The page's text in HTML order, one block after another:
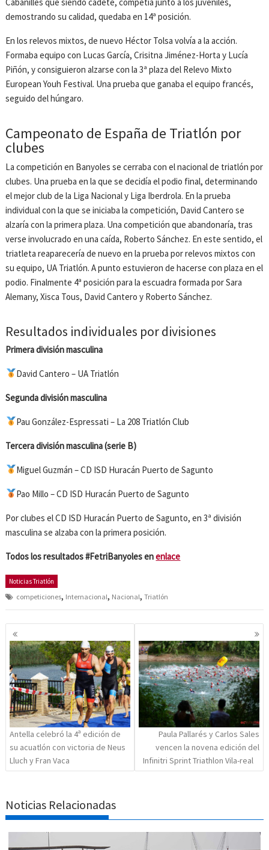
demostrando su calidad, quedaba en 14ª posición.
En los relevos mixtos, de nuevo Héctor Tolsa volvía a la acción.
Formaba equipo con Lucas García, Crisitna Jiménez-Horta y Lucía
Piñón, y consiguieron alzarse con la 3ª plaza del Relevo Mixto
European Youh Festival. Una prueba que ganaba el equipo francés,
seguido del húngaro.
Campeonato de España de Triatlón por
clubes
La competición en Banyoles se cerraba con el nacional de triatlón por
clubes. Una prueba en la que se decidía el podio final, determinando
el mejor club de la Liga Nacional y Liga Iberdrola. En la prueba
individual con la que se iniciaba la competición, David Cantero se
alzaría con la primera plaza. Una competición que abandonaría, tras
verse involucrado en una caída, Roberto Sánchez. En este sentido, el
triatleta reaparecería de nuevo en la prueba por relevos mixtos con
su equipo, UA Triatlón. A punto estuvieron de hacerse con plaza en el
podio. Finalmente 4ª posición para la escuadra formada por Sara
Alemany, Xisca Tous, David Cantero y Roberto Sánchez.
Resultados individuales por divisiones
Primera división masculina
David Cantero – UA Triatlón
Segunda división masculina
Pau González-Espressati – La 208 Triatlón Club
Tercera división masculina (serie B)
Miguel Guzmán – CD ISD Huracán Puerto de Sagunto
Pao Millo – CD ISD Huracán Puerto de Sagunto
Por clubes el CD ISD Huracán Puerto de Sagunto, en 3ª división
masculina se alzaba con la primera posición.
Todos los resultados #FetriBanyoles enenlace
Noticias Triatlón
competiciones, Internacional, Nacional,Triatlón
Navegación
de
entradas
Antella celebró la 4ª edición de
su acuatlón con victoria de Neus
Lluch y Fran Vaca
Paula Pallarés y Carlos Sales
vencen la novena edición del
Infinitri Sprint Triathlon Vila-real
Noticias Relacionadas